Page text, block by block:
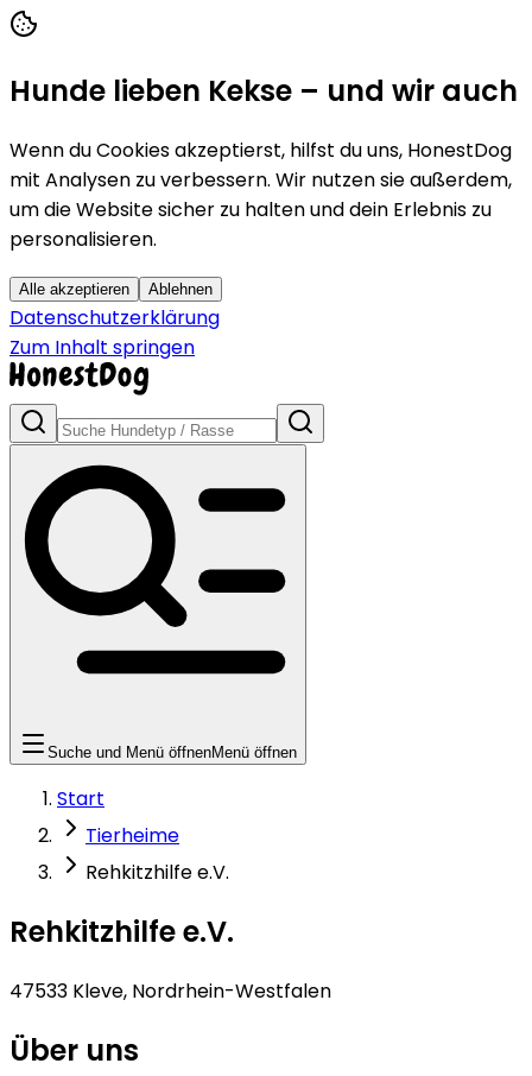
Hunde lieben Kekse – und wir auch
Wenn du Cookies akzeptierst, hilfst du uns, HonestDog
mit Analysen zu verbessern. Wir nutzen sie außerdem,
um die Website sicher zu halten und dein Erlebnis zu
personalisieren.
Alle akzeptieren Ablehnen
Datenschutzerklärung
Zum Inhalt springen
Suche und Menü öffnenMenü öffnen
Start
Tierheime
Rehkitzhilfe e.V.
Rehkitzhilfe e.V.
47533 Kleve, Nordrhein-Westfalen
Über uns